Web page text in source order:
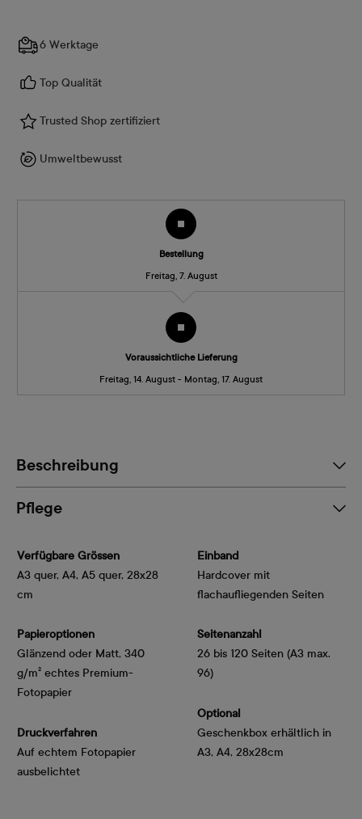
6 Werktage
Top Qualität
Trusted Shop zertifiziert
Umweltbewusst
Bestellung
Freitag, 7. August
Voraussichtliche Lieferung
Freitag, 14. August - Montag, 17. August
Beschreibung
Pflege
Verfügbare Grössen
A3 quer, A4, A5 quer, 28x28
cm
Papieroptionen
Glänzend oder Matt, 340
g/m² echtes Premium-
Fotopapier
Druckverfahren
Auf echtem Fotopapier
ausbelichtet
Einband
Hardcover mit
flachaufliegenden Seiten
Seitenanzahl
26 bis 120 Seiten (A3 max.
96)
Optional
Geschenkbox erhältlich in
A3, A4, 28x28cm